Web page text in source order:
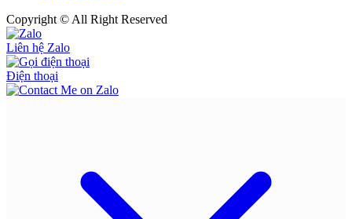
Copyright © All Right Reserved
Liên hệ Zalo
Điện thoại